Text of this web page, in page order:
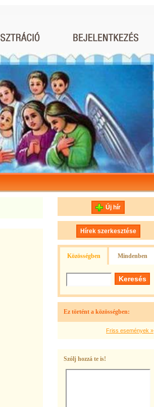
Új hír
Hírek szerkesztése
Közösségben Mindenben
Ez történt a közösségben:
Friss események »
Szólj hozzá te is!